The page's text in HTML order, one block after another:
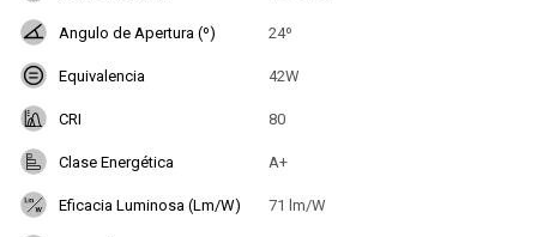
Angulo de Apertura (º) 24º
Equivalencia 42W
CRI 80
Clase Energética A+
Eficacia Luminosa (Lm/W) 71 lm/W